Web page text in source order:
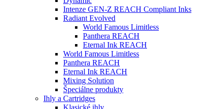
Intenze GEN-Z REACH Compliant Inks
Radiant Evolved
World Famous Limitless
Panthera REACH
Eternal Ink REACH
World Famous Limitless
Panthera REACH
Eternal Ink REACH
Mixing Solution
Špeciálne produkty
Ihly a Cartridges
Klasické ihly